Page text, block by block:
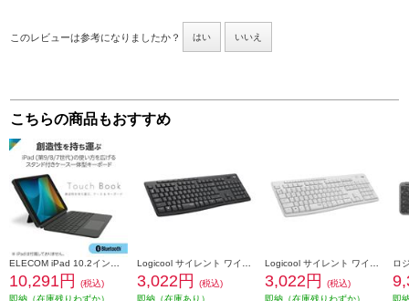
このレビューは参考になりましたか？ はい いいえ
こちらの商品もおすすめ
10,291円
(税込)
即納（在庫残りわずか）
3,022円
(税込)
即納（在庫あり）
3,022円
(税込)
即納（在庫残りわずか）
即